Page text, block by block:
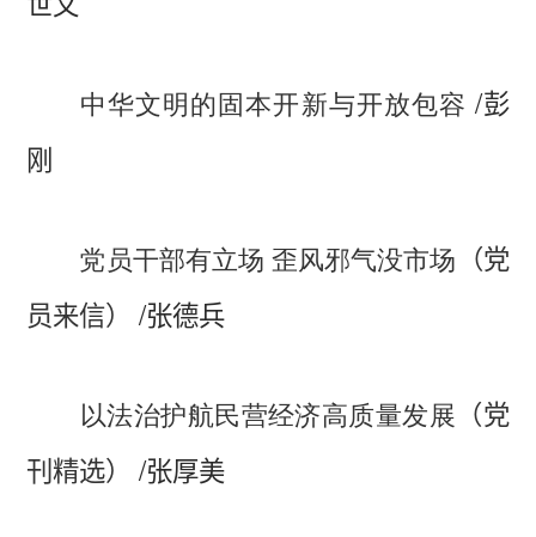
中华文明的固本开新与开放包容 /彭
刚
党员干部有立场 歪风邪气没市场 （党
员来信）
/张德兵
以法治护航民营经济高质量发展 （党
刊精选）
/张厚美